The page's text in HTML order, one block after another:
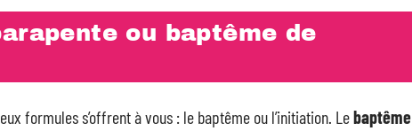
ou baptême de
formules s’offrent à vous : le baptême ou l’initiation. Lebaptême